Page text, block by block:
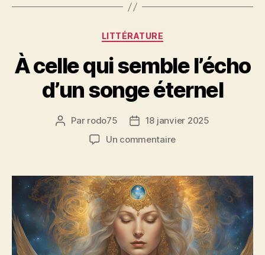
Catégories
LITTÉRATURE
À celle qui semble l’écho
d’un songe éternel
Auteur
Par rodo75
Date18 janvier 2025
Un commentairesur
qui
semble
l’écho
d’un
songe
éternel